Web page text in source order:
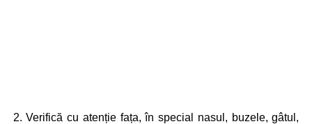
2. Verifică cu atenție fața, în special nasul, buzele, gâtul,